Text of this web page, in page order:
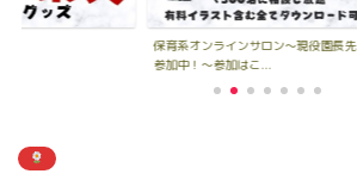
保育系オンラインサロン～現役園長
参加中！～参加はこ...